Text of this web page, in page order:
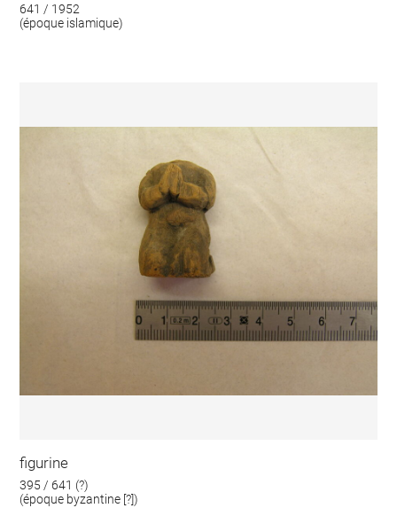
641 / 1952
(époque islamique)
figurine
395 / 641 (?)
(époque byzantine [?])